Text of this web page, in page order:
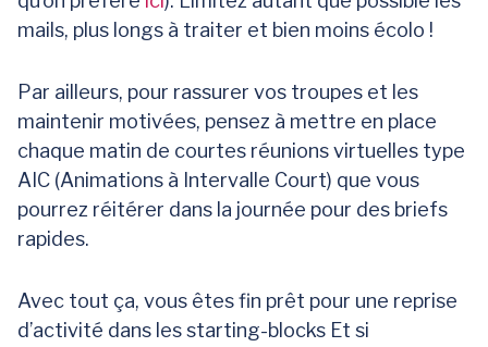
mails, plus longs à traiter et bien moins écolo !
Par ailleurs, pour rassurer vos troupes et les
maintenir motivées, pensez à mettre en place
chaque matin de courtes réunions virtuelles type
AIC (Animations à Intervalle Court) que vous
pourrez réitérer dans la journée pour des briefs
rapides.
Avec tout ça, vous êtes fin prêt pour une reprise
d’activité dans les starting-blocks Et si